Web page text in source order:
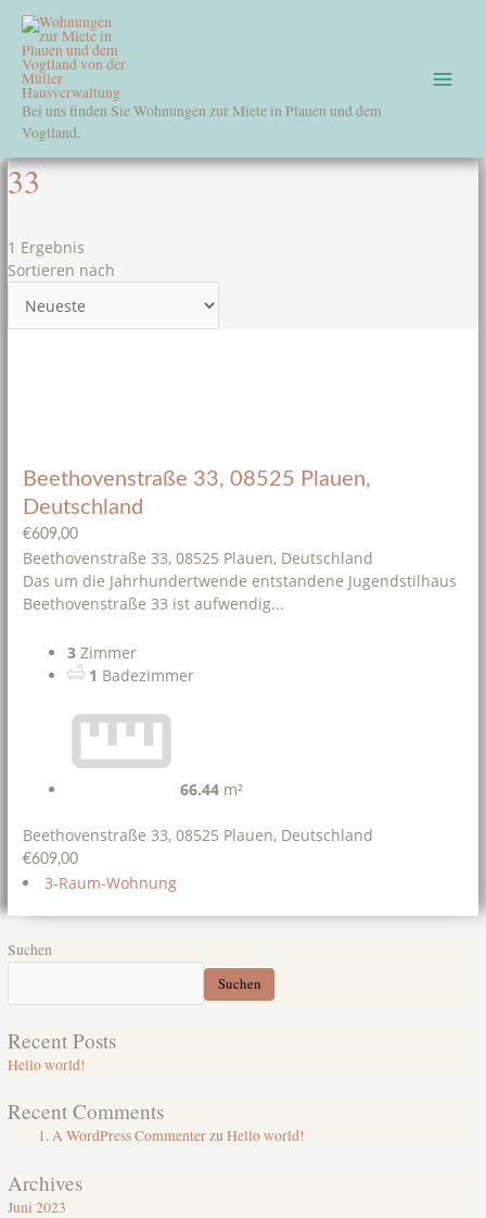
Inhalt
springen
Bei uns finden Sie Wohnungen zur Miete in Plauen und dem
Vogtland.
33
1 Ergebnis
Sortieren nach
Beethovenstraße 33, 08525 Plauen,
Deutschland
€609,00
Beethovenstraße 33, 08525 Plauen, Deutschland
Das um die Jahrhundertwende entstandene Jugendstilhaus
Beethovenstraße 33 ist aufwendig...
3 Zimmer
1 Badezimmer
66.44 m²
Beethovenstraße 33, 08525 Plauen, Deutschland
€609,00
3-Raum-Wohnung
Suchen
Suchen
Recent Posts
Hello world!
Recent Comments
A WordPress CommenterzuHello world!
Archives
Juni 2023